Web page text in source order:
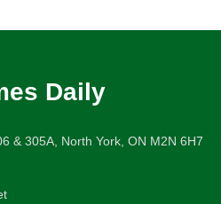
Daily
& 305A, North York, ON M2N 6H7